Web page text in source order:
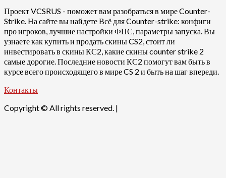
Проект VCSRUS - поможет вам разобраться в мире Counter-
Strike. На сайте вы найдете Всё для Counter-strike: конфиги
про игроков, лучшие настройки ФПС, параметры запуска. Вы
узнаете как купить и продать скины CS2, стоит ли
инвестировать в скины КС2, какие скины counter strike 2
самые дорогие. Последние новости КС2 помогут вам быть в
курсе всего происходящего в мире CS 2 и быть на шаг впереди.
Контакты
Copyright © All rights reserved. |